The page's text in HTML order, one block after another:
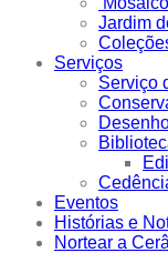
Jardim
Serviços
Serviço
Eventos
Histórias e
Nortear a